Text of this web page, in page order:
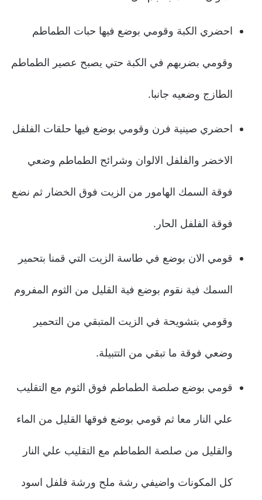
احضري الكبة وقومي بوضع فيها حبات الطماطم
وقومي بضربهم في الكبة حتي يصبح عصير الطماطم
الطازج وضعيه جانبا.
احضري صينية فرن وقومي بوضع فيها حلقات الفلفل
الاخضر والفلفل الالوان وشرائح الطماطم وضعي
فوقة السمك الهامور من الزيت فوق الخضار ثم نضع
فوقة الفلفل الحار.
قومي الان بوضع في طاسة الزيت التي قمنا بتحمير
السمك فية نقوم بوضع فية القليل من الثوم المفروم
وقومي بتشويحة في الزيت المتبقي من التحمير
وضعي فوقة ما تبقي من التتبيلة.
قومي بوضع صلصة الطماطم فوق الثوم مع التقليب
علي النار معا ثم قومي بوضع فوقها القليل من الماء
والقليل من صلصة الطماطم مع التقليب علي النار
كل المكونات واضيفي رشة ملح ورشة فلفل اسود